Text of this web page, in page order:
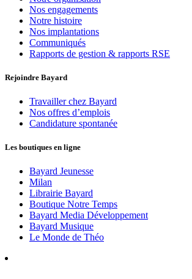
Nos engagements
Notre histoire
Nos implantations
Communiqués
Rapports de gestion & rapports RSE
Rejoindre Bayard
Travailler chez Bayard
Nos offres d’emplois
Candidature spontanée
Les boutiques en ligne
Bayard Jeunesse
Milan
Librairie Bayard
Boutique Notre Temps
Bayard Media Développement
Bayard Musique
Le Monde de Théo